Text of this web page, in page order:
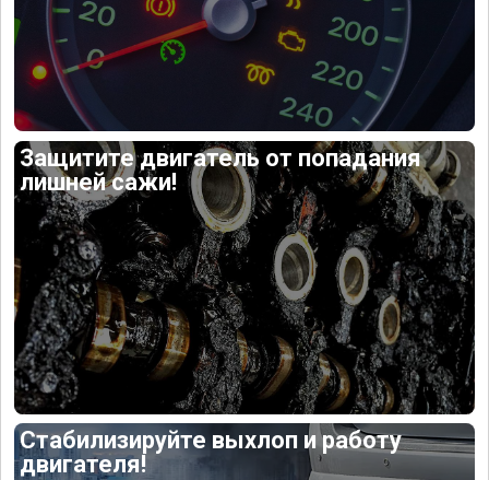
Защитите двигатель от попадания
лишней сажи!
Стабилизируйте выхлоп и работу
двигателя!